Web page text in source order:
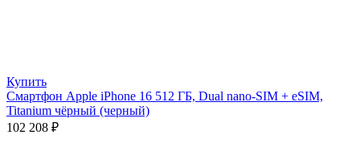
Купить
Смартфон Apple iPhone 16 512 ГБ, Dual nano-SIM + eSIM,
Titanium чёрный (черный)
102 208 ₽